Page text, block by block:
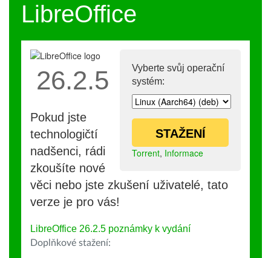
LibreOffice
Vyberte svůj operační
systém:
STAŽENÍ
Torrent, Informace
26.2.5
Pokud jste
technologičtí
nadšenci, rádi
zkoušíte nové
věci nebo jste zkušení uživatelé, tato
verze je pro vás!
LibreOffice 26.2.5 poznámky k vydání
Doplňkové stažení: